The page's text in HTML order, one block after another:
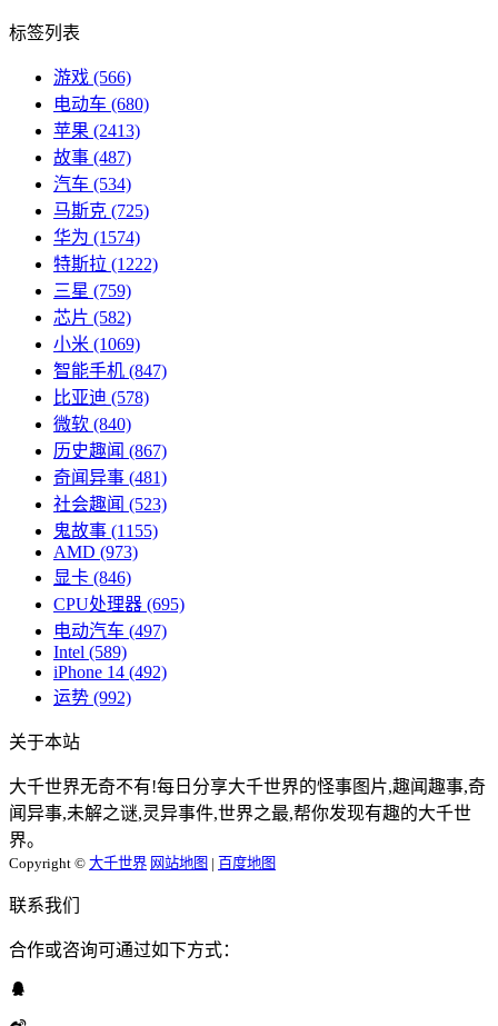
标签列表
游戏 (566)
电动车 (680)
苹果 (2413)
故事 (487)
汽车 (534)
马斯克 (725)
华为 (1574)
特斯拉 (1222)
三星 (759)
芯片 (582)
小米 (1069)
智能手机 (847)
比亚迪 (578)
微软 (840)
历史趣闻 (867)
奇闻异事 (481)
社会趣闻 (523)
鬼故事 (1155)
AMD (973)
显卡 (846)
CPU处理器 (695)
电动汽车 (497)
Intel (589)
iPhone 14 (492)
运势 (992)
关于本站
大千世界无奇不有!每日分享大千世界的怪事图片,趣闻趣事,奇
闻异事,未解之谜,灵异事件,世界之最,帮你发现有趣的大千世
界。
Copyright © 大千世界 网站地图 | 百度地图
联系我们
合作或咨询可通过如下方式：